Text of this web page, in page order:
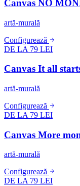
Canvas NO
artă-murală
Configurează
DE LA 79 LEI
Canvas It all
artă-murală
Configurează
DE LA 79 LEI
Canvas More
artă-murală
Configurează
DE LA 79 LEI